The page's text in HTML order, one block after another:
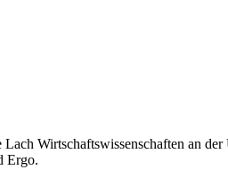
Wirtschaftswissenschaften an
Ergo.